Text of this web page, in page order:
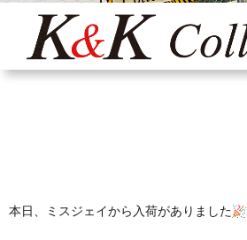
本日、ミスジェイから入荷がありました